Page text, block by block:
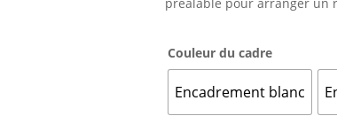
Couleur du cadre
Encadrement blanc